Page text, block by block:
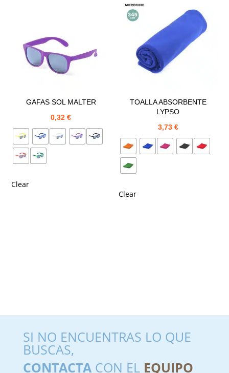
GAFAS SOL MALTER
0,32€
Clear
TOALLA ABSORBENTE
LYPSO
3,73 €
Clear
SI NO ENCUENTRAS LO QUE
BUSCAS,
CONTACTACON EL EQUIPO